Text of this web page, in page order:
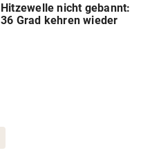
Hitzewelle nicht gebannt:
36 Grad kehren wieder